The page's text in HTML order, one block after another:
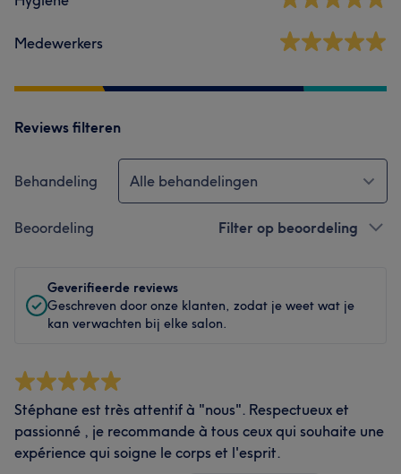
Medewerkers
Reviews filteren
Behandeling Alle behandelingen
Beoordeling Filter op beoordeling
Geverifieerde reviews
Geschreven door onze klanten, zodat je weet wat je
kan verwachten bij elke salon.
Stéphane est très attentif à "nous". Respectueux et
passionné , je recommande à tous ceux qui souhaite une
expérience qui soigne le corps et l'esprit.